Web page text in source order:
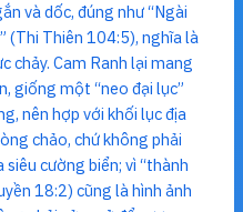
và dốc, đúng như “Ngài
(Thi Thiên 104:5), nghĩa là
chảy. Cam Ranh lại mang
giống một “neo đại lục”
nên hợp với khối lục địa
chảo, chứ không phải
cường biển; vì “thành
18:2) cũng là hình ảnh